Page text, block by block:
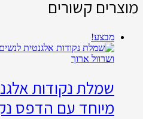
מוצרים קשורים
מבצע!
שמלת נקודות
מיוחד עם הדפס